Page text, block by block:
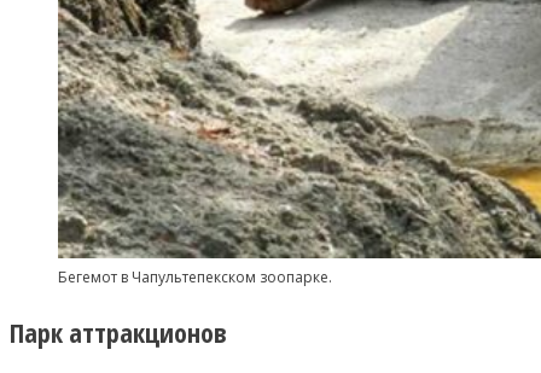
Бегемот в Чапультепекском зоопарке.
Парк аттракционов